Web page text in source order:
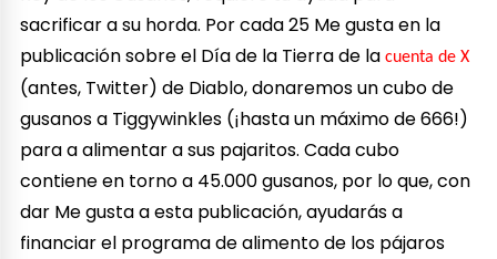
sacrificar a su horda. Por cada 25 Me gusta en la
publicación sobre el Día de la Tierra de lacuenta de X
(antes, Twitter) de Diablo, donaremos un cubo de
gusanos a Tiggywinkles (¡hasta un máximo de 666!)
para a alimentar a sus pajaritos. Cada cubo
contiene en torno a 45.000 gusanos, por lo que, con
dar Me gusta a esta publicación, ayudarás a
financiar el programa de alimento de los pájaros